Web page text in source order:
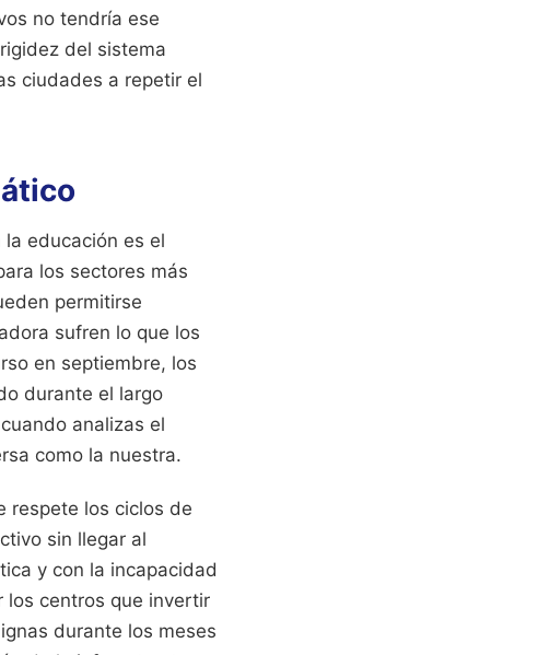
no tendría ese
del sistema
ciudades a repetir el
educación es el
los sectores más
permitirse
sufren lo que los
en septiembre, los
durante el largo
analizas el
como la nuestra.
respete los ciclos de
sin llegar al
y con la incapacidad
los centros que invertir
durante los meses